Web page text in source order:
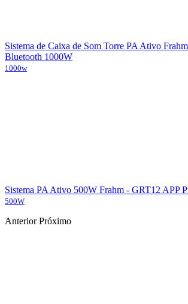
Sistema de Caixa de Som Torre PA Ativo
Bluetooth 1000W
1000w
Sistema PA Ativo 500W Frahm - GRT12 APP
500W
Anterior Próximo